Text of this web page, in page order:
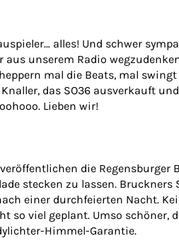
alles! Und schwer
unserem Radio
mal die Beats, mal
das SO36 ausverkauft
Lieben wir!
die
stecken zu lassen. Bruckners
einer durchfeierten Nacht.
viel geplant. Umso schöner,
Himmel-Garantie.